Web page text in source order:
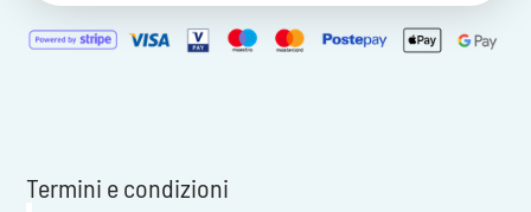
Termini e condizioni